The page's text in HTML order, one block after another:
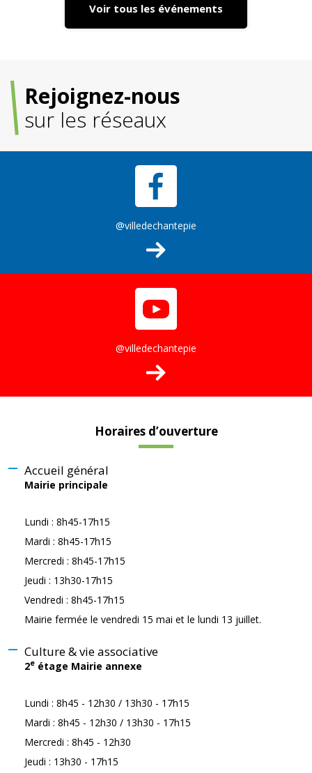
Voir tous les événements
Rejoignez-nous
sur les réseaux
@villedechantepie
@villedechantepie
Horaires d’ouverture
Accueil général
Mairie principale
Lundi : 8h45-17h15
Mardi : 8h45-17h15
Mercredi : 8h45-17h15
Jeudi : 13h30-17h15
Vendredi : 8h45-17h15
Mairie fermée le vendredi 15 mai et le lundi 13 juillet.
Culture & vie associative
2e étage Mairie annexe
Lundi : 8h45 - 12h30 / 13h30 - 17h15
Mardi : 8h45 - 12h30 / 13h30 - 17h15
Mercredi : 8h45 - 12h30
Jeudi : 13h30 - 17h15